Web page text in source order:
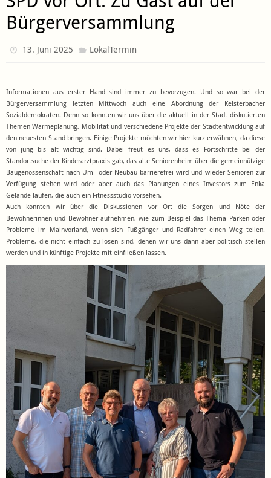
Bürgerversammlung
13. Juni 2025 LokalTermin
Informationen aus erster Hand sind immer zu bevorzugen. Und so war bei der
Bürgerversammlung letzten Mittwoch auch eine Abordnung der Kelsterbacher
Sozialdemokraten. Denn so konnten wir uns über die aktuell in der Stadt diskutierten
Themen Wärmeplanung, Mobilität und verschiedene Projekte der Stadtentwicklung auf
den neuesten Stand bringen. Einige Projekte möchten wir hier kurz erwähnen, da diese
von jung bis alt wichtig sind. Dabei freut es uns, dass es Fortschritte bei der
Standortsuche der Kinderarztpraxis gab, das alte Seniorenheim über die gemeinnützige
Baugenossenschaft nach Um- oder Neubau barrierefrei wird und wieder Senioren zur
Verfügung stehen wird oder aber auch das Planungen eines Investors zum Enka
Gelände laufen, die auch ein Fitnessstudio vorsehen.
Auch konnten wir über die Diskussionen vor Ort die Sorgen und Nöte der
Bewohnerinnen und Bewohner aufnehmen, wie zum Beispiel das Thema Parken oder
Probleme im Mainvorland, wenn sich Fußgänger und Radfahrer einen Weg teilen.
Probleme, die nicht einfach zu lösen sind, denen wir uns dann aber politisch stellen
werden und in künftige Projekte mit einfließen lassen.